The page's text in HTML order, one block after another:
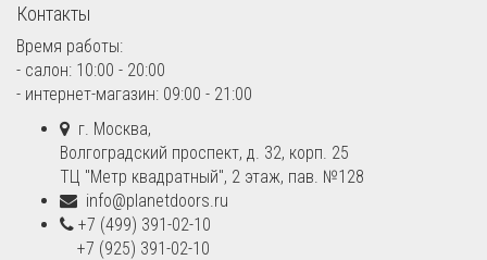
Контакты
Время работы:
- салон: 10:00 - 20:00
- интернет-магазин: 09:00 - 21:00
г. Москва,
Волгоградский проспект, д. 32, корп. 25
ТЦ "Метр квадратный", 2 этаж, пав. №128
info@planetdoors.ru
+7 (499) 391-02-10
+7 (925) 391-02-10